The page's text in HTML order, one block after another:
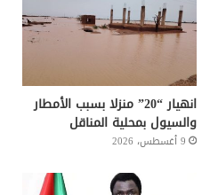
انهيار “20” منزلا بسبب الأمطار
والسيول بمحلية المناقل
9 أغسطس، 2026